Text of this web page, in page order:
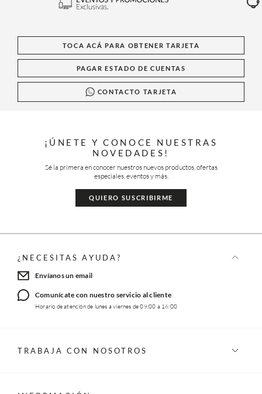
TOCA ACÁ PARA OBTENER TARJETA
PAGAR ESTADO DE CUENTAS
CONTACTO TARJETA
¡ÚNETE Y CONOCE NUESTRAS
NOVEDADES!
Sé la primera en conocer nuestros nuevos productos, ofertas
especiales, eventos y más.
QUIERO SUSCRIBIRME
¿NECESITAS AYUDA?
Envíanos un email
Comunícate con nuestro servicio al cliente
Horario de atención de lunes a viernes de 09:00 a 16:00
TRABAJA CON NOSOTROS